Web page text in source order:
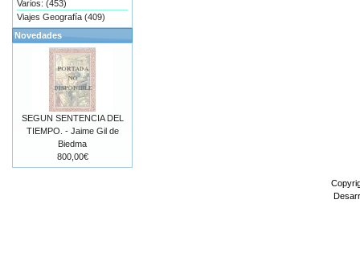
Varios: (453)
Viajes Geografía (409)
Novedades
SEGUN SENTENCIA DEL
TIEMPO. - Jaime Gil de
Biedma
800,00€